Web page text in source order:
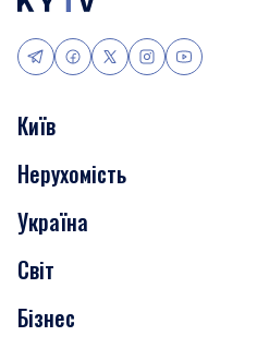
Київ
Події
Скандали
Нерухомість
Транспорт
Нерухомість
Україна
Світ
Бізнес